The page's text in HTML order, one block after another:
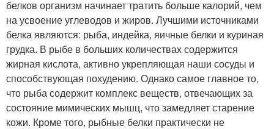
белков организм начинает тратить больше калорий, чем
на усвоение углеводов и жиров. Лучшими источниками
белка являются: рыба, индейка, яичные белки и куриная
грудка. В рыбе в больших количествах содержится
жирная кислота, активно укрепляющая наши сосуды и
способствующая похудению. Однако самое главное то,
что рыба содержит комплекс веществ, отвечающих за
состояние мимических мышц, что замедляет старение
кожи. Кроме того, рыбные белки практически не